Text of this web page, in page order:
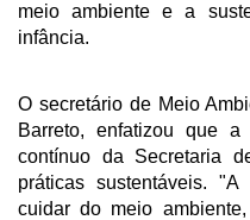
meio ambiente e a
infância.
O secretário de Meio
Barreto, enfatizou que
contínuo da Secretaria
práticas sustentáveis.
cuidar do meio